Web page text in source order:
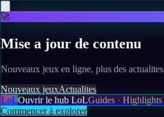
🚀
Mise a jour de contenu
Nouveaux jeux en ligne, plus des
Nouveaux jeuxActualites
LoLOuvrir le hub LoLGuides · Highlights
Commencer à explorer